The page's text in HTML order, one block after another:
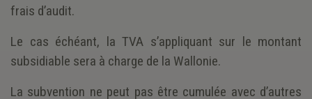
frais d’audit.
Le cas échéant, la TVA s’appliquant sur le montant
subsidiable sera à charge de la Wallonie.
La subvention ne peut pas être cumulée avec d’autres